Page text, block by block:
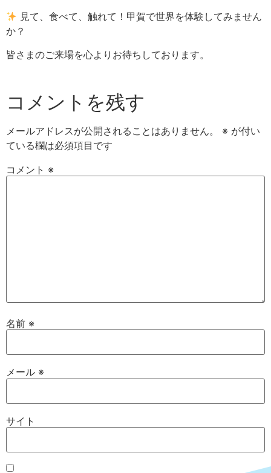
見て、食べて、触れて！甲賀で世界を体験してみません
か？
皆さまのご来場を心よりお待ちしております。
コメントを残す
メールアドレスが公開されることはありません。 ※ が付い
ている欄は必須項目です
コメント ※
名前 ※
メール ※
サイト